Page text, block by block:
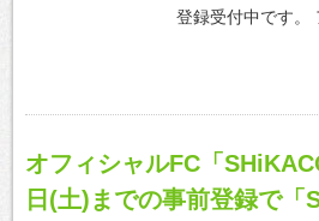
登録受付中です。
オフィシャルFC「
日(土)までの事前登録で「